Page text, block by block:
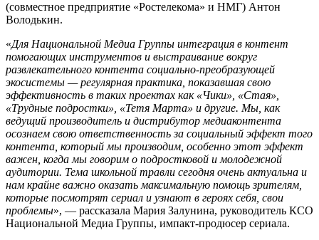
(совместное предприятие «Ростелекома» и НМГ) Антон
Володькин.
«Для Национальной Медиа Группы интеграция в контент
помогающих инструментов и выстраивание вокруг
развлекательного контента социально-преобразующей
экосистемы — регулярная практика, показавшая свою
эффективность в таких проектах как «Чики», «Стая»,
«Трудные подростки», «Тетя Марта» и другие. Мы, как
ведущий производитель и дистрибутор медиаконтента
осознаем свою ответственность за социальный эффект того
контента, который мы производим, особенно этот эффект
важен, когда мы говорим о подростковой и молодежной
аудитории. Тема школьной травли сегодня очень актуальна и
нам крайне важно оказать максимальную помощь зрителям,
которые посмотрят сериал и узнают в героях себя, свои
проблемы», — рассказала Мария Залунина, руководитель КСО
Национальной Медиа Группы, импакт-продюсер сериала.